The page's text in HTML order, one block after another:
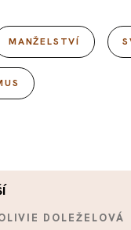
MANŽELSTVÍ
DOLEŽELOVÁ